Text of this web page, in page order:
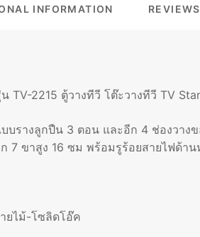
ตู้
ทีวี
TV
TV
CABINET
INFORMATION
2215 ตู้วางทีวี โต๊ะวางทีวี TV
รางลูกปืน 3 ตอน และอีก 4 ช่องวา
7 ขาสูง 16 ซม พร้อมรูร้อยสายไฟด้าน
ยไม้-โซลิดโอ๊ค